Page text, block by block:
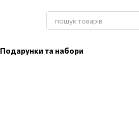
Подарунки та набори